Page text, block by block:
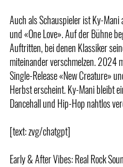
Auch als Schauspieler ist Ky-
und «One Love». Auf der Bühne
Auftritten, bei denen Klassiker
miteinander verschmelzen. 2024
Single-Release «New Creature»
Herbst erscheint. Ky-Mani bleibt
Dancehall und Hip-Hop nahtlos
[text: zvg/chatgpt]
Early & After Vibes: Real Rock